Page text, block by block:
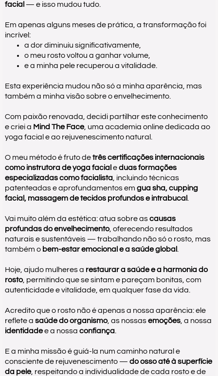
facial — e isso mudou tudo.
Em apenas alguns meses de prática, a transformação foi
incrível:
a dor diminuiu significativamente,
o meu rosto voltou a ganhar volume,
e a minha pele recuperou a vitalidade.
Esta experiência mudou não só a minha aparência, mas
também a minha visão sobre o envelhecimento.
Com paixão renovada, decidi partilhar este conhecimento
e criei a Mind The Face, uma academia online dedicada ao
yoga facial e ao rejuvenescimento natural.
O meu método é fruto detrês certificações internacionais
como instrutora de yoga facial eduas formações
especializadas como facialista , incluindo técnicas
patenteadas e aprofundamentos em gua sha, cupping
facial, massagem de tecidos profundos e intrabucal
Vai muito além da estética: atua sobre ascausas
profundas do envelhecimento, oferecendo resultados
naturais e sustentáveis — trabalhando não só o rosto, mas
também o bem-estar emocional e a saúde global
Hoje, ajudo mulheres a restaurar a saúde e a harmonia do
rosto, permitindo que se sintam e pareçam bonitas, com
autenticidade e vitalidade, em qualquer fase da vida.
Acredito que o rosto não é apenas a nossa aparência: ele
reflete a saúde do organismo, as nossasemoções , a nossa
identidadee a nossa confiança
E a minha missão é guiá-la num caminho natural e
consciente de rejuvenescimento — do osso até à superfície
da pele, respeitando a individualidade de cada rosto e de